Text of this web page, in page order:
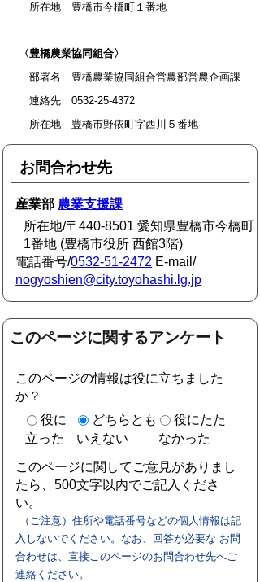
所在地 豊橋市今橋町１番地
〈豊橋農業協同組合〉
部署名 豊橋農業協同組合営農部営農企画課
連絡先 0532-25-4372
所在地 豊橋市野依町字西川５番地
お問合わせ先
産業部 農業支援課
所在地/〒440-8501 愛知県豊橋市今橋町
1番地 (豊橋市役所 西館3階)
電話番号/0532-51-2472 E-mail/
nogyoshien@city.toyohashi.lg.jp
このページに関するアンケート
このページの情報は役に立ちました
か？
役に
立った
どちらとも
いえない
役にたた
なかった
このページに関してご意見がありまし
たら、500文字以内でご記入くださ
い。
（ご注意）住所や電話番号などの個人情報は記
入しないでください。なお、回答が必要な お問
合わせは、直接このページのお問合わせ先へご
連絡ください。